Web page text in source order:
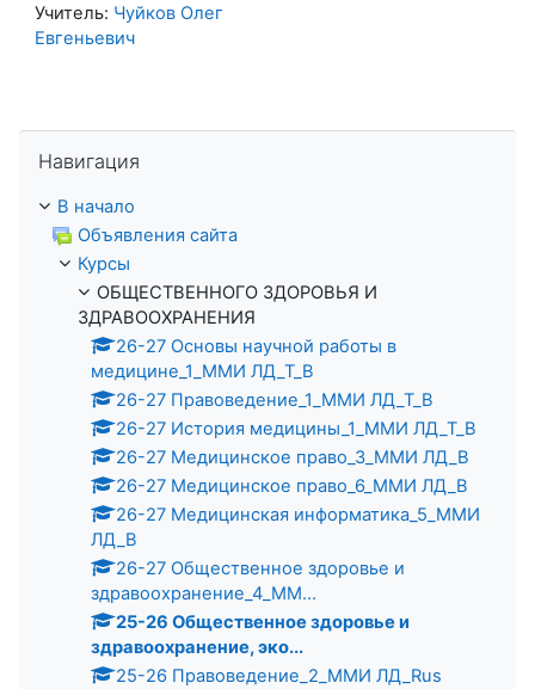
Учитель: Чуйков Олег
Евгеньевич
Навигация
В начало
Объявления сайта
Курсы
ОБЩЕСТВЕННОГО ЗДОРОВЬЯ И
ЗДРАВООХРАНЕНИЯ
26-27 Основы научной работы в
медицине_1_ММИ ЛД_Т_В
26-27 Правоведение_1_ММИ ЛД_Т_В
26-27 История медицины_1_ММИ ЛД_Т_В
26-27 Медицинское право_3_ММИ ЛД_В
26-27 Медицинское право_6_ММИ ЛД_В
26-27 Медицинская информатика_5_ММИ
ЛД_В
26-27 Общественное здоровье и
здравоохранение_4_ММ...
25-26 Общественное здоровье и
здравоохранение, эко...
25-26 Правоведение_2_ММИ ЛД_Rus